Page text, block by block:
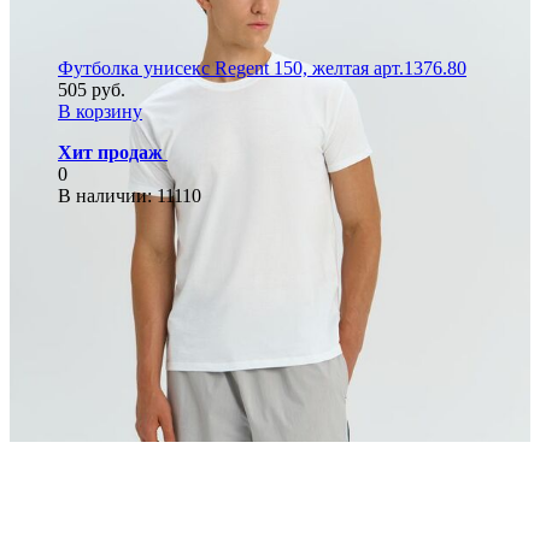
Футболка унисекс Regent 150, желтая арт.1376.80
505 руб.
В корзину
Хит продаж
0
В наличии: 11110